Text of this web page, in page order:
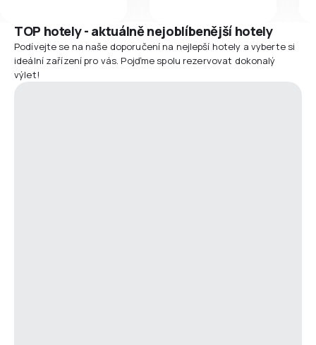
TOP hotely - aktuálně nejoblíbenější hotely
Podívejte se na naše doporučení na nejlepší hotely a vyberte si
ideální zařízení pro vás. Pojďme spolu rezervovat dokonalý
výlet!